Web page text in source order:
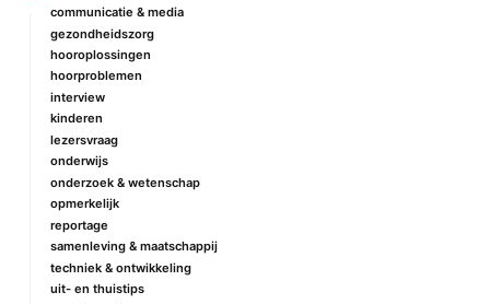
communicatie & media
gezondheidszorg
hooroplossingen
hoorproblemen
interview
kinderen
lezersvraag
onderwijs
onderzoek & wetenschap
opmerkelijk
reportage
samenleving & maatschappij
techniek & ontwikkeling
uit- en thuistips